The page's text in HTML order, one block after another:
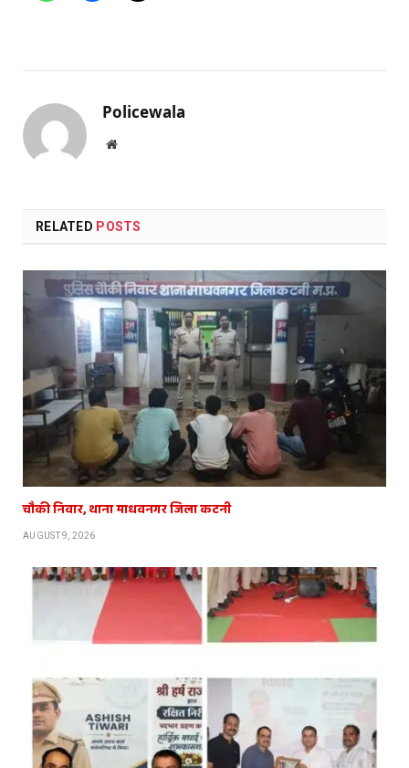
Policewala
Website
RELATED POSTS
चौकी निवार, थाना माधवनगर जिला कटनी
AUGUST 9, 2026